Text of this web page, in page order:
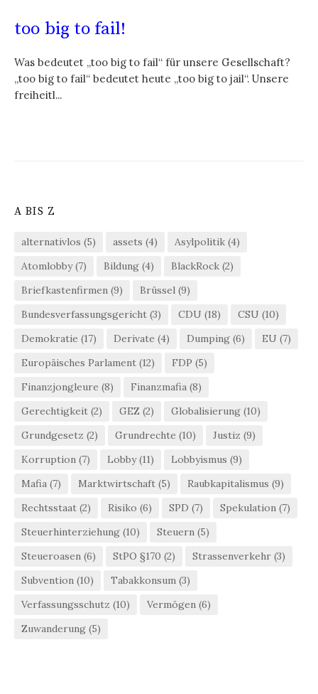
too big to fail!
Was bedeutet „too big to fail“ für unsere Gesellschaft?
„too big to fail“ bedeutet heute „too big to jail“. Unsere
freiheitl...
A BIS Z
alternativlos (5) assets (4) Asylpolitik (4)
Atomlobby(7) Bildung (4) BlackRock (2)
Briefkastenfirmen (9) Brüssel (9)
Bundesverfassungsgericht (3) CDU (18) CSU (10)
Demokratie (17) Derivate (4) Dumping (6) EU (7)
Europäisches Parlament (12) FDP (5)
Finanzjongleure (8) Finanzmafia (8)
Gerechtigkeit (2) GEZ (2) Globalisierung (10)
Grundgesetz (2) Grundrechte (10) Justiz (9)
Korruption (7) Lobby(11) Lobbyismus (9)
Mafia (7) Marktwirtschaft (5) Raubkapitalismus (9)
Rechtsstaat (2) Risiko (6) SPD (7) Spekulation (7)
Steuerhinterziehung (10) Steuern (5)
Steueroasen (6) StPO §170 (2) Strassenverkehr (3)
Subvention (10) Tabakkonsum (3)
Verfassungsschutz (10) Vermögen (6)
Zuwanderung (5)